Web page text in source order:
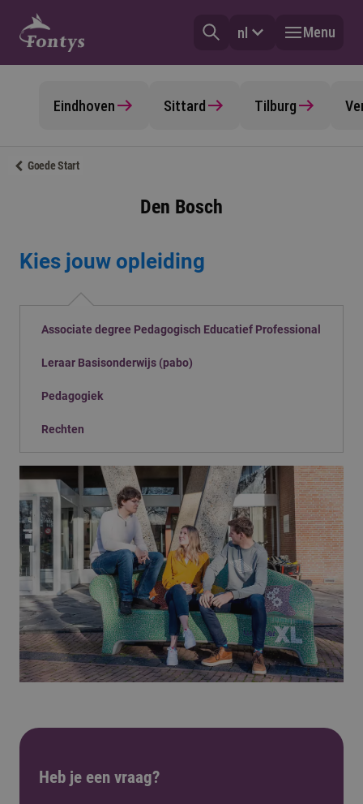
nl Menu
Eindhoven Sittard Tilburg
Goede Start
Den Bosch
Kies jouw opleiding
Associate degree Pedagogisch Educatief Professional
Leraar Basisonderwijs (pabo)
Pedagogiek
Rechten
Heb je een vraag?